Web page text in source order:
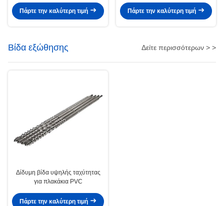
Πάρτε την καλύτερη τιμή
Πάρτε την καλύτερη τιμή
Βίδα εξώθησης Δείτε περισσότερων > >
Δίδυμη βίδα υψηλής ταχύτητας
για πλακάκια PVC
Πάρτε την καλύτερη τιμή